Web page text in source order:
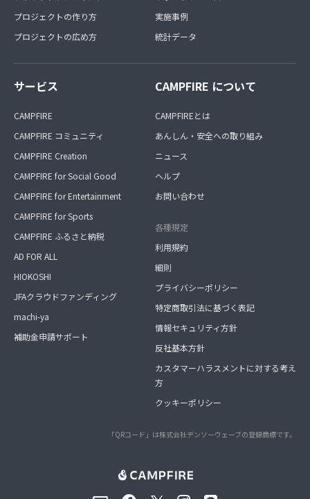
プロジェクトの作り方
プロジェクトの広め方
実施事例
統計データ
サービス
CAMPFIRE
CAMPFIRE コミュニティ
CAMPFIRE Creation
CAMPFIRE for Social Good
CAMPFIRE for Entertainment
CAMPFIRE for Sports
CAMPFIRE ふるさと納税
AD FOR ALL
HIOKOSHI
JFAクラウドファンディング
machi-ya
補助金申請サポート
CAMPFIRE について
CAMPFIREとは
あんしん・安全への取り組み
ニュース
ヘルプ
お問い合わせ
各種規定
利用規約
細則
プライバシーポリシー
特定商取引法に基づく表記
情報セキュリティ方針
反社基本方針
カスタマーハラスメントに対する考え
方
クッキーポリシー
「QRコード」は株式会社デンソーウェーブの登録商標です。